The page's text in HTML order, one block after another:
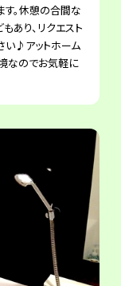
。休憩の合間な
あり、リクエスト
い♪アットホーム
なのでお気軽に